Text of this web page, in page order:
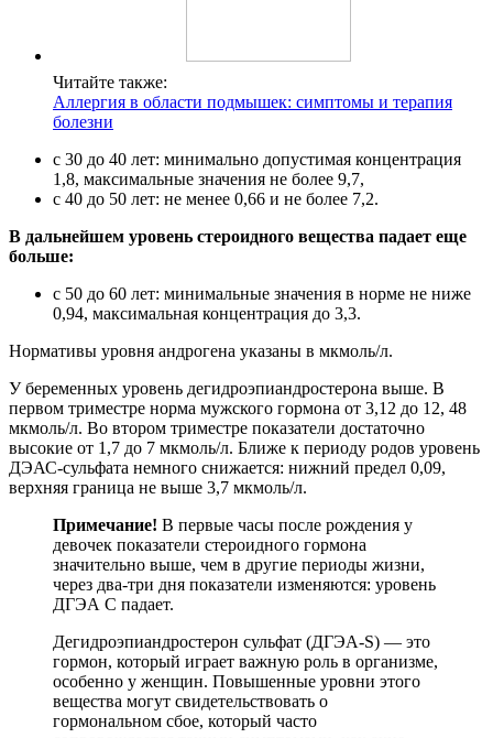
Читайте также:
Аллергия в области подмышек: симптомы и терапия
болезни
с 30 до 40 лет: минимально допустимая концентрация
1,8, максимальные значения не более 9,7,
с 40 до 50 лет: не менее 0,66 и не более 7,2.
В дальнейшем уровень стероидного вещества падает еще
больше:
с 50 до 60 лет: минимальные значения в норме не ниже
0,94, максимальная концентрация до 3,3.
Нормативы уровня андрогена указаны в мкмоль/л.
У беременных уровень дегидроэпиандростерона выше. В
первом триместре норма мужского гормона от 3,12 до 12, 48
мкмоль/л. Во втором триместре показатели достаточно
высокие от 1,7 до 7 мкмоль/л. Ближе к периоду родов уровень
ДЭАС-сульфата немного снижается: нижний предел 0,09,
верхняя граница не выше 3,7 мкмоль/л.
Примечание! В первые часы после рождения у
девочек показатели стероидного гормона
значительно выше, чем в другие периоды жизни,
через два-три дня показатели изменяются: уровень
ДГЭА С падает.
Дегидроэпиандростерон сульфат (ДГЭА-S) — это
гормон, который играет важную роль в организме,
особенно у женщин. Повышенные уровни этого
вещества могут свидетельствовать о
гормональном сбое, который часто